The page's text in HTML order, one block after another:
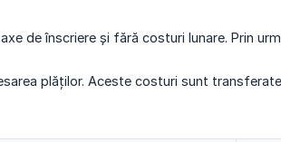
de înscriere și fără costuri lunare. Prin
plăților. Aceste costuri sunt